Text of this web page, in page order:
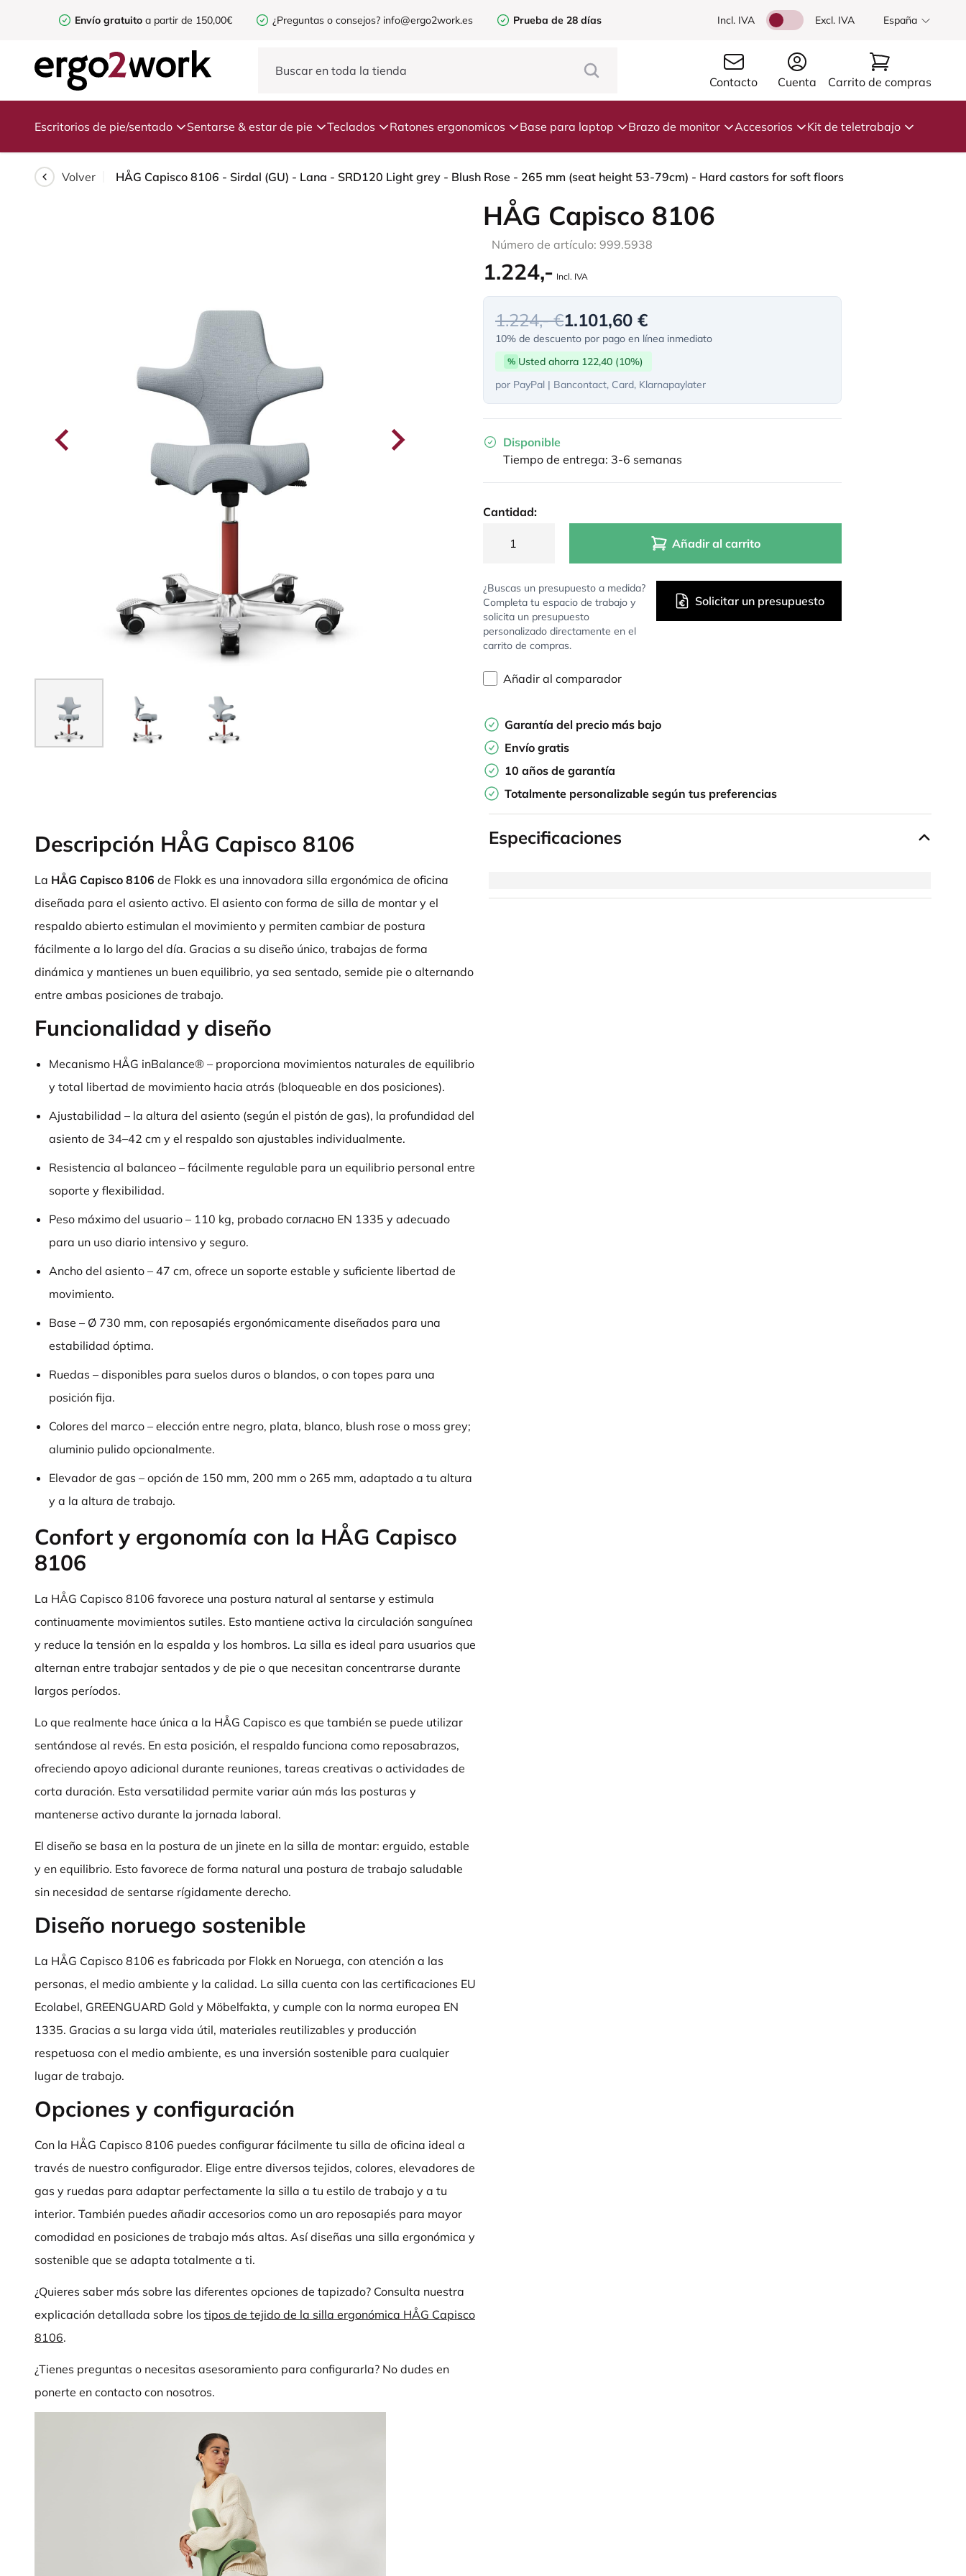
Envío gratuito a partir de 150,00€ ¿Preguntas o consejos? info@ergo2work.es Prueba de 28 días Incl. IVA Excl. IVA España
Contacto Cuenta Carrito de compras
Escritorios de pie/sentado Sentarse & estar de pie Teclados Ratones ergonomicos Base para laptop Brazo de monitor Accesorios Kit de teletrabajo
Volver HÅG Capisco 8106 - Sirdal (GU) - Lana - SRD120 Light grey - Blush Rose - 265 mm (seat height 53-79cm) - Hard castors for soft floors
HÅG Capisco 8106
Número de artículo: 999.5938
1.224,- Incl. IVA
1.224,- €1.101,60 €
10% de descuento por pago en línea inmediato
% Usted ahorra 122,40 (10%)
por PayPal | Bancontact, Card, Klarnapaylater
Disponible
Tiempo de entrega: 3-6 semanas
Cantidad:
Añadir al carrito
¿Buscas un presupuesto a medida?
Completa tu espacio de trabajo y
solicita un presupuesto
personalizado directamente en el
carrito de compras.
Solicitar un presupuesto
Añadir al comparador
Garantía del precio más bajo
Envío gratis
10 años de garantía
Totalmente personalizable según tus preferencias
Descripción HÅG Capisco 8106
La HÅG Capisco 8106 de Flokk es una innovadora silla ergonómica de oficina
diseñada para el asiento activo. El asiento con forma de silla de montar y el
respaldo abierto estimulan el movimiento y permiten cambiar de postura
fácilmente a lo largo del día. Gracias a su diseño único, trabajas de forma
dinámica y mantienes un buen equilibrio, ya sea sentado, semide pie o alternando
entre ambas posiciones de trabajo.
Funcionalidad y diseño
Mecanismo HÅG inBalance® – proporciona movimientos naturales de equilibrio
y total libertad de movimiento hacia atrás (bloqueable en dos posiciones).
Ajustabilidad – la altura del asiento (según el pistón de gas), la profundidad del
asiento de 34–42 cm y el respaldo son ajustables individualmente.
Resistencia al balanceo – fácilmente regulable para un equilibrio personal entre
soporte y flexibilidad.
Peso máximo del usuario – 110 kg, probado согласно EN 1335 y adecuado
para un uso diario intensivo y seguro.
Ancho del asiento – 47 cm, ofrece un soporte estable y suficiente libertad de
movimiento.
Base – Ø 730 mm, con reposapiés ergonómicamente diseñados para una
estabilidad óptima.
Ruedas – disponibles para suelos duros o blandos, o con topes para una
posición fija.
Colores del marco – elección entre negro, plata, blanco, blush rose o moss grey;
aluminio pulido opcionalmente.
Elevador de gas – opción de 150 mm, 200 mm o 265 mm, adaptado a tu altura
y a la altura de trabajo.
Confort y ergonomía con la HÅG Capisco
8106
La HÅG Capisco 8106 favorece una postura natural al sentarse y estimula
continuamente movimientos sutiles. Esto mantiene activa la circulación sanguínea
y reduce la tensión en la espalda y los hombros. La silla es ideal para usuarios que
alternan entre trabajar sentados y de pie o que necesitan concentrarse durante
largos períodos.
Lo que realmente hace única a la HÅG Capisco es que también se puede utilizar
sentándose al revés. En esta posición, el respaldo funciona como reposabrazos,
ofreciendo apoyo adicional durante reuniones, tareas creativas o actividades de
corta duración. Esta versatilidad permite variar aún más las posturas y
mantenerse activo durante la jornada laboral.
El diseño se basa en la postura de un jinete en la silla de montar: erguido, estable
y en equilibrio. Esto favorece de forma natural una postura de trabajo saludable
sin necesidad de sentarse rígidamente derecho.
Diseño noruego sostenible
La HÅG Capisco 8106 es fabricada por Flokk en Noruega, con atención a las
personas, el medio ambiente y la calidad. La silla cuenta con las certificaciones EU
Ecolabel, GREENGUARD Gold y Möbelfakta, y cumple con la norma europea EN
1335. Gracias a su larga vida útil, materiales reutilizables y producción
respetuosa con el medio ambiente, es una inversión sostenible para cualquier
lugar de trabajo.
Opciones y configuración
Con la HÅG Capisco 8106 puedes configurar fácilmente tu silla de oficina ideal a
través de nuestro configurador. Elige entre diversos tejidos, colores, elevadores de
gas y ruedas para adaptar perfectamente la silla a tu estilo de trabajo y a tu
interior. También puedes añadir accesorios como un aro reposapiés para mayor
comodidad en posiciones de trabajo más altas. Así diseñas una silla ergonómica y
sostenible que se adapta totalmente a ti.
¿Quieres saber más sobre las diferentes opciones de tapizado? Consulta nuestra
explicación detallada sobre los tipos de tejido de la silla ergonómica HÅG Capisco
8106.
¿Tienes preguntas o necesitas asesoramiento para configurarla? No dudes en
ponerte en contacto con nosotros.
Especificaciones